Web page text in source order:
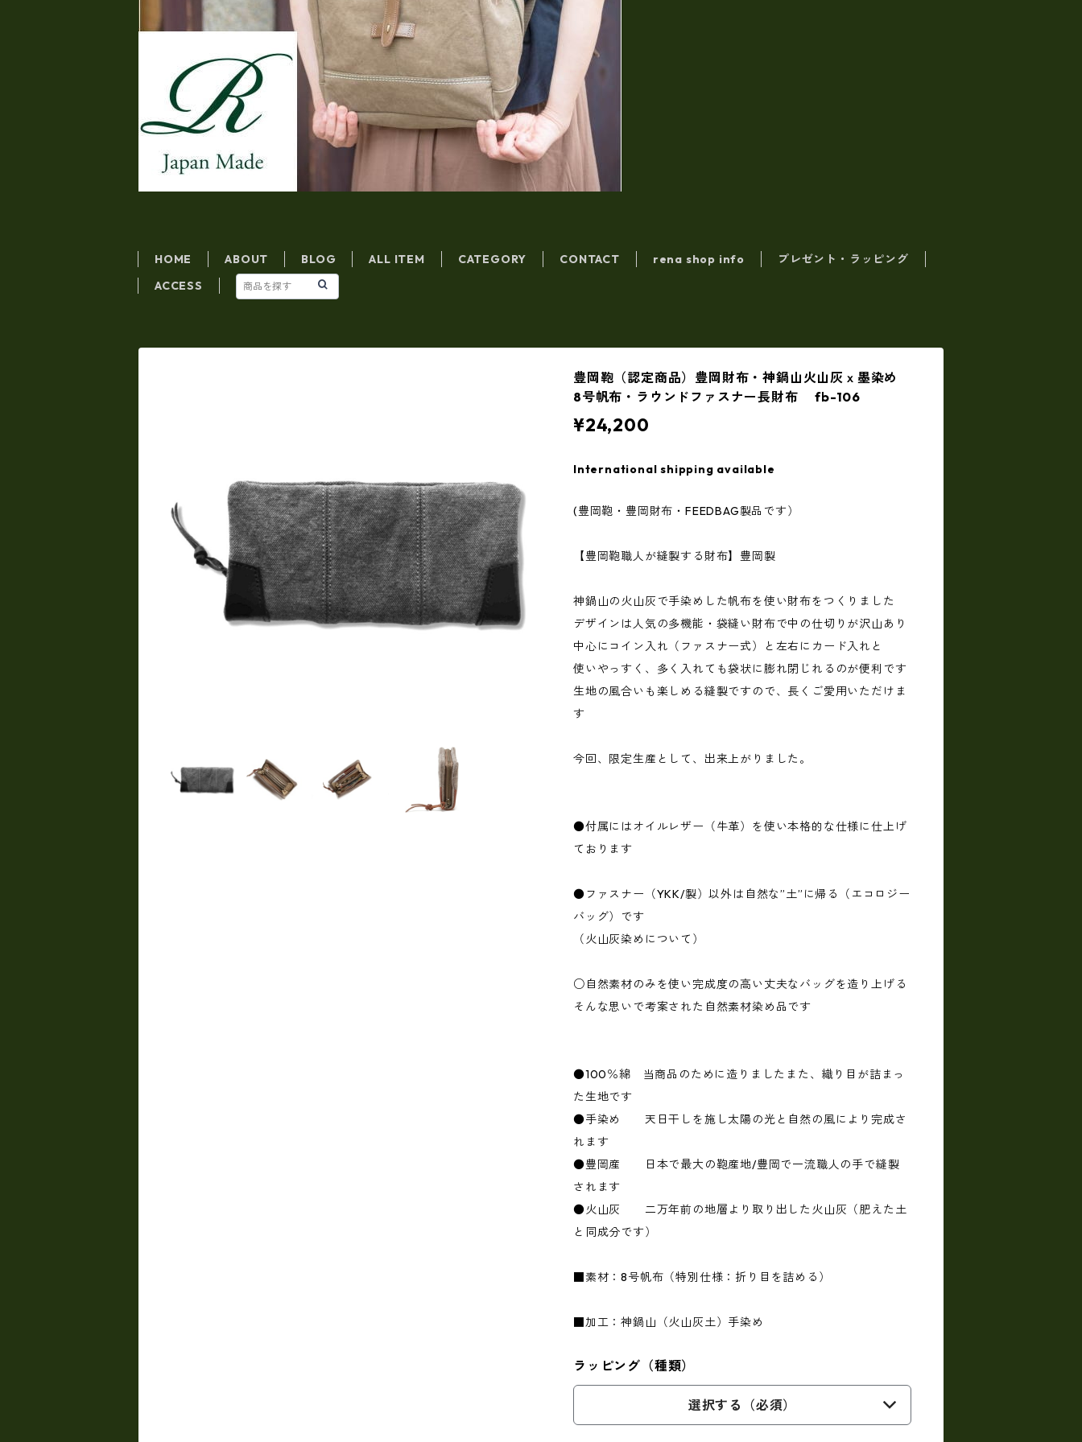
HOME ABOUT BLOG ALL ITEM CATEGORY CONTACT rena shop info
プレゼント・ラッピング
ACCESS
豊岡鞄（認定商品）豊岡財布・神鍋山火山灰ｘ墨染め
8号帆布・ラウンドファスナー長財布 fb-106
¥24,200
International shipping available
(豊岡鞄・豊岡財布・FEEDBAG製品です）
【豊岡鞄職人が縫製する財布】豊岡製
神鍋山の火山灰で手染めした帆布を使い財布をつくりました
デザインは人気の多機能・袋縫い財布で中の仕切りが沢山あり
中心にコイン入れ（ファスナー式）と左右にカード入れと
使いやっすく、多く入れても袋状に膨れ閉じれるのが便利です
生地の風合いも楽しめる縫製ですので、長くご愛用いただけま
す
今回、限定生産として、出来上がりました。
●付属にはオイルレザー（牛革）を使い本格的な仕様に仕上げ
ております
●ファスナー（YKK/製）以外は自然な”土”に帰る（エコロジー
バッグ）です
（火山灰染めについて）
○自然素材のみを使い完成度の高い丈夫なバッグを造り上げる
そんな思いで考案された自然素材染め品です
●100％綿 当商品のために造りましたまた、織り目が詰まっ
た生地です
●手染め 天日干しを施し太陽の光と自然の風により完成さ
れます
●豊岡産 日本で最大の鞄産地/豊岡で一流職人の手で縫製
されます
●火山灰 二万年前の地層より取り出した火山灰（肥えた土
と同成分です）
■素材：8号帆布（特別仕様：折り目を詰める）
■加工：神鍋山（火山灰土）手染め
ラッピング（種類）
選択する（必須）